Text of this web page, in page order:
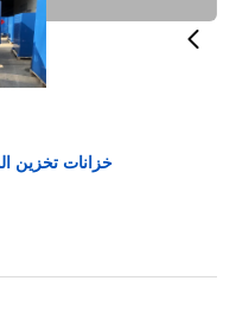
خزانات تخزين